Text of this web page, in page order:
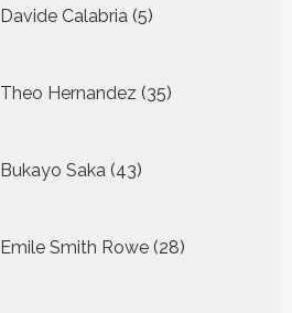
Davide Calabria 5
producten
Theo Hernandez 35
producten
Bukayo Saka 43
producten
Emile Smith Rowe 28
producten